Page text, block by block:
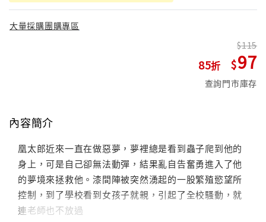
大量採購團購專區
85
115
97
查詢門市庫存
內容簡介
凰太郎近來一直在做惡夢，夢裡總是看到蟲子爬到他的
身上，可是自己卻無法動彈，結果亂自告奮勇進入了他
的夢境來拯救他。漆間陣被突然湧起的一股繁殖慾望所
控制，到了學校看到女孩子就親，引起了全校騷動，就
連老師也不放過